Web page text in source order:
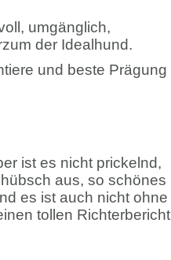
umgänglich,
der Idealhund.
und beste Prägung
ist es nicht prickelnd,
aus, so schönes
es ist auch nicht ohne
tollen Richterbericht